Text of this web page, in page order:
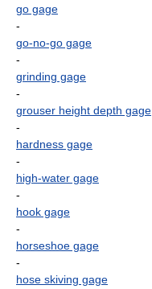
go gage
-
go-no-go gage
-
grinding gage
-
grouser height depth gage
-
hardness gage
-
high-water gage
-
hook gage
-
horseshoe gage
-
hose skiving gage